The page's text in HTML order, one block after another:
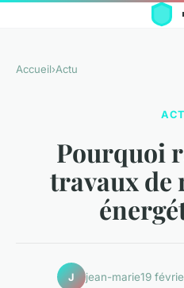
Accueil›Actu
Pourquoi
travaux de
J jean-marie19